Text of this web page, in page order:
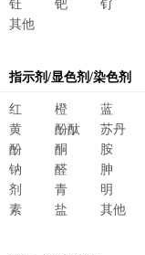
钍
钯 钌
其他
指示剂/显色剂/染色剂
红 橙 蓝
黄
酚酞 苏丹
酚
酮 胺
钠
醛 胂
剂
青 明
素
盐 其他